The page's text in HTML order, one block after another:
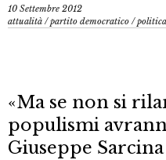
10 Settembre 2012
attualità /partito democratico /
«Ma se non si
populismi
Giuseppe Sarcina